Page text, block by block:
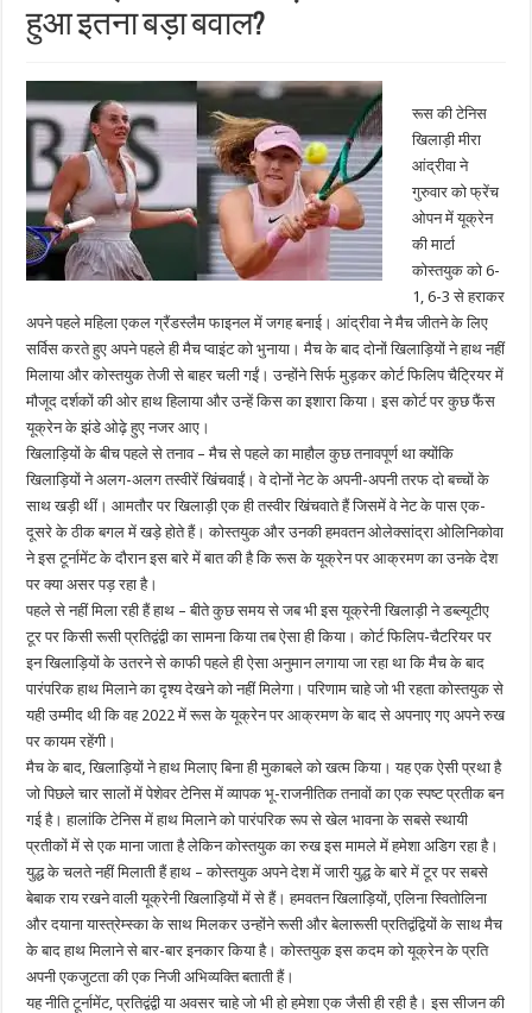
हुआ इतना बड़ा बवाल?
रूस की टेनिस
खिलाड़ी मीरा
आंद्रीवा ने
गुरुवार को फ्रेंच
ओपन में यूक्रेन
की मार्टा
कोस्तयुक को 6-
1, 6-3 से हराकर
अपने पहले महिला एकल ग्रैंडस्लैम फाइनल में जगह बनाई। आंद्रीवा ने मैच जीतने के लिए
सर्विस करते हुए अपने पहले ही मैच प्वाइंट को भुनाया। मैच के बाद दोनों खिलाड़ियों ने हाथ नहीं
मिलाया और कोस्तयुक तेजी से बाहर चली गईं। उन्होंने सिर्फ मुड़कर कोर्ट फिलिप चैट्रियर में
मौजूद दर्शकों की ओर हाथ हिलाया और उन्हें किस का इशारा किया। इस कोर्ट पर कुछ फैंस
यूक्रेन के झंडे ओढ़े हुए नजर आए।
खिलाड़ियों के बीच पहले से तनाव – मैच से पहले का माहौल कुछ तनावपूर्ण था क्योंकि
खिलाड़ियों ने अलग-अलग तस्वीरें खिंचवाईं। वे दोनों नेट के अपनी-अपनी तरफ दो बच्चों के
साथ खड़ी थीं। आमतौर पर खिलाड़ी एक ही तस्वीर खिंचवाते हैं जिसमें वे नेट के पास एक-
दूसरे के ठीक बगल में खड़े होते हैं। कोस्तयुक और उनकी हमवतन ओलेक्सांद्रा ओलिनिकोवा
ने इस टूर्नामेंट के दौरान इस बारे में बात की है कि रूस के यूक्रेन पर आक्रमण का उनके देश
पर क्या असर पड़ रहा है।
पहले से नहीं मिला रही हैं हाथ – बीते कुछ समय से जब भी इस यूक्रेनी खिलाड़ी ने डब्ल्यूटीए
टूर पर किसी रूसी प्रतिद्वंद्वी का सामना किया तब ऐसा ही किया। कोर्ट फिलिप-चैटरियर पर
इन खिलाड़ियों के उतरने से काफी पहले ही ऐसा अनुमान लगाया जा रहा था कि मैच के बाद
पारंपरिक हाथ मिलाने का दृश्य देखने को नहीं मिलेगा। परिणाम चाहे जो भी रहता कोस्तयुक से
यही उम्मीद थी कि वह 2022 में रूस के यूक्रेन पर आक्रमण के बाद से अपनाए गए अपने रुख
पर कायम रहेंगी।
मैच के बाद, खिलाड़ियों ने हाथ मिलाए बिना ही मुकाबले को खत्म किया। यह एक ऐसी प्रथा है
जो पिछले चार सालों में पेशेवर टेनिस में व्यापक भू-राजनीतिक तनावों का एक स्पष्ट प्रतीक बन
गई है। हालांकि टेनिस में हाथ मिलाने को पारंपरिक रूप से खेल भावना के सबसे स्थायी
प्रतीकों में से एक माना जाता है लेकिन कोस्तयुक का रुख इस मामले में हमेशा अडिग रहा है।
युद्ध के चलते नहीं मिलाती हैं हाथ – कोस्तयुक अपने देश में जारी युद्ध के बारे में टूर पर सबसे
बेबाक राय रखने वाली यूक्रेनी खिलाड़ियों में से हैं। हमवतन खिलाड़ियों, एलिना स्वितोलिना
और दयाना यास्त्रेम्स्का के साथ मिलकर उन्होंने रूसी और बेलारूसी प्रतिद्वंद्वियों के साथ मैच
के बाद हाथ मिलाने से बार-बार इनकार किया है। कोस्तयुक इस कदम को यूक्रेन के प्रति
अपनी एकजुटता की एक निजी अभिव्यक्ति बताती हैं।
यह नीति टूर्नामेंट, प्रतिद्वंद्वी या अवसर चाहे जो भी हो हमेशा एक जैसी ही रही है। इस सीजन की